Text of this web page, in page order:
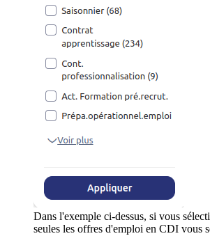
Dans l'exemple ci-dessus, si vous
seules les offres d'emploi en CDI vous